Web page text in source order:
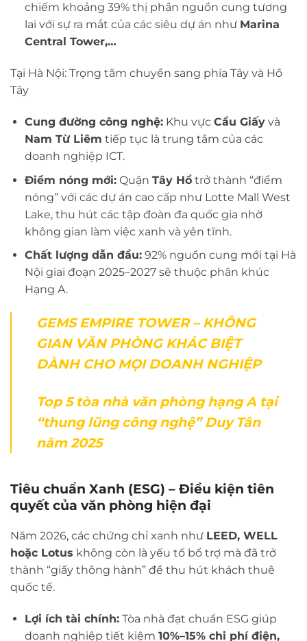
chiếm khoảng 39% thị phần nguồn cung tương
lai với sự ra mắt của các siêu dự án như Marina
Central Tower,…
Tại Hà Nội: Trọng tâm chuyển sang phía Tây và Hồ
Tây
Cung đường công nghệ:Khu vực Cầu Giấyvà
Nam Từ Liêm tiếp tục là trung tâm của các
doanh nghiệp ICT.
Điểm nóng mới:Quận Tây Hồtrở thành “điểm
nóng” với các dự án cao cấp như Lotte Mall West
Lake, thu hút các tập đoàn đa quốc gia nhờ
không gian làm việc xanh và yên tĩnh.
Chất lượng dẫn đầu:92% nguồn cung mới tại Hà
Nội giai đoạn 2025–2027 sẽ thuộc phân khúc
Hạng A.
GEMS EMPIRE TOWER – KHÔNG
GIAN VĂN PHÒNG KHÁC BIỆT
DÀNH CHO MỌI DOANH NGHIỆP
Top 5 tòa nhà văn phòng hạng A tại
“thung lũng công nghệ” Duy Tân
năm 2025
Tiêu chuẩn Xanh (ESG) – Điều kiện tiên
quyết của văn phòng hiện đại
Năm 2026, các chứng chỉ xanh như LEED, WELL
hoặc Lotus không còn là yếu tố bổ trợ mà đã trở
thành “giấy thông hành” để thu hút khách thuê
quốc tế.
Lợi ích tài chính:Tòa nhà đạt chuẩn ESG giúp
doanh nghiệp tiết kiệm 10%–15% chi phí điện,